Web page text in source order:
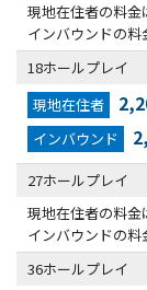
現地在住者の料金
インバウンドの料
18ホールプレイ
現地在住者
インバウンド
27ホールプレイ
現地在住者の料金
インバウンドの料
36ホールプレイ